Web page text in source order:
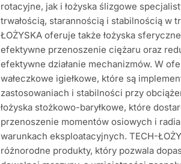
rotacyjne, jak i łożyska ślizgowe
trwałością, starannością i stabilnością w
ŁOŻYSKA oferuje także łożyska
efektywne przenoszenie ciężaru oraz
efektywne działanie mechanizmów. W
wałeczkowe igiełkowe, które są
zastosowaniach i stabilności przy
łożyska stożkowo-baryłkowe, które
przenoszenie momentów osiowych i
warunkach eksploatacyjnych. TECH-
różnorodne produkty, który pozwala